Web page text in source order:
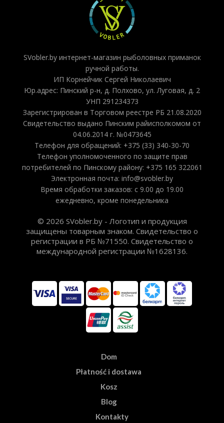
SVobler.by интернет-магазин рыболовных приманок
ручной работы.
ИП Корнейчик Сергей Николаевич
Юр.адрес: Пинский р-н, д. Полхово, ул. Луговая, д. 2
УНП 291234373
Зарегистрирован в Торговом реестре РБ 21.08.2020
Свидетельство выдано Пинским райисполкомом от
04.06.2014 г. №0473645
Телефон для обращений: +375 (33) 340-30-70
Телефон уполномоченного по защите прав
потребителей по Пинскому району: +375 165 322061
Электронная почта: info@svobler.by
Время обработки заказов: с 9.00 до 19.00
ежедневно, кроме понедельника
© 2026 SVobler.by - Логотип и продукция
защищены товарным знаком. Свидетельство о
регистрации в РБ №71550. Свидетельство о
международной регистрации №1628136.
Dom
Płatność i dostawa
Kosz
Blog
Kontakty